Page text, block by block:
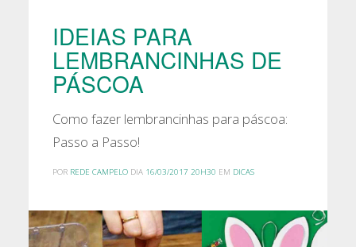
IDEIAS PARA
LEMBRANCINHAS DE
PÁSCOA
Como fazer lembrancinhas para páscoa:
Passo a Passo!
POR REDE CAMPELODIA 16/03/2017 20H30 EM DICAS